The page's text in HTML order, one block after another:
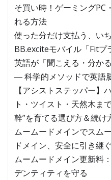
そ買い時！ゲーミングPC
れる方法
使った分だけ支払う、い
BB.exciteモバイル「Fitプ
英語が「聞こえる・分か
― 科学的メソッドで英語
【アシストステッパー】
ト・ツイスト・天然木ま
幹”を育てる選び方＆続け
ムームードメインでスム
ドメイン、安全に引き継ぐ
ムームードメイン更新料
デンティティを守る